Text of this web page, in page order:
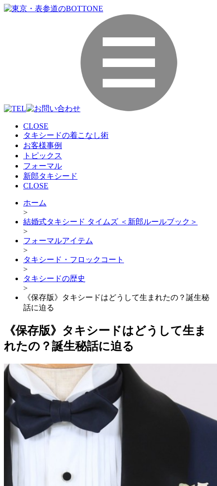
CLOSE
タキシードの着こなし術
お客様事例
トピックス
フォーマル
新郎タキシード
CLOSE
ホーム
>
結婚式タキシード タイムズ ＜新郎ルールブック＞
>
フォーマルアイテム
>
タキシード・フロックコート
>
タキシードの歴史
>
《保存版》タキシードはどうして生まれたの？誕生秘
話に迫る
《保存版》タキシードはどうして生ま
れたの？誕生秘話に迫る